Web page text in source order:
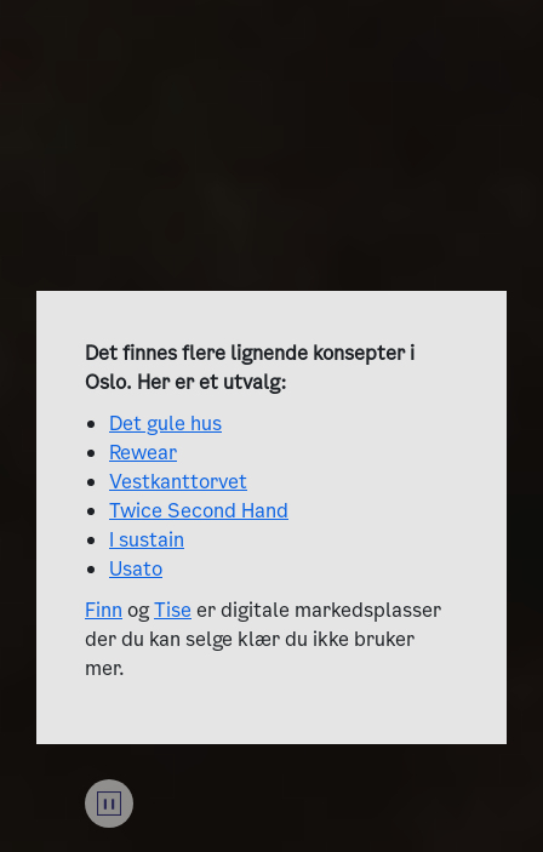
Det finnes flere lignende konsepter i
Oslo. Her er et utvalg:
Det gule hus
Rewear
Vestkanttorvet
Twice Second Hand
I sustain
Usato
Finn ogTise er digitale markedsplasser
der du kan selge klær du ikke bruker
mer.